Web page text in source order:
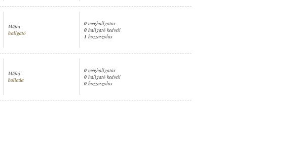
Műfaj:
hallgató
0 meghallgatás
0 hallgató kedveli
1 hozzászólás
Műfaj:
ballada
0 meghallgatás
0 hallgató kedveli
0 hozzászólás